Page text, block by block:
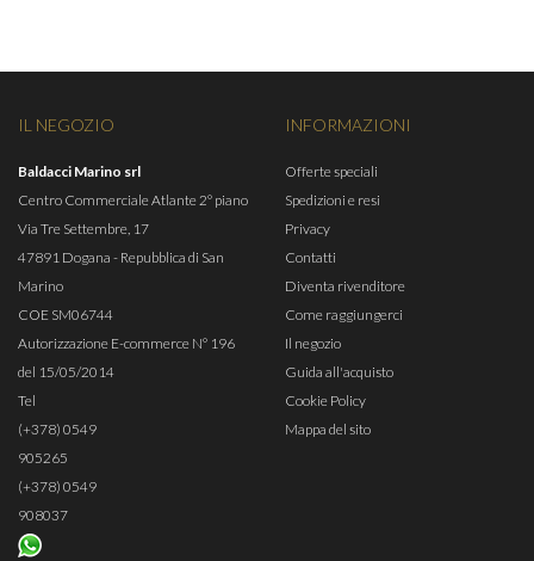
IL NEGOZIO
Baldacci Marino srl
Centro Commerciale Atlante 2° piano
Via Tre Settembre, 17
47891 Dogana - Repubblica di San
Marino
COE SM06744
Autorizzazione E-commerce N° 196
del 15/05/2014
Tel
(+378) 0549
905265
(+378) 0549
908037
INFORMAZIONI
Offerte speciali
Spedizioni e resi
Privacy
Contatti
Diventa rivenditore
Come raggiungerci
Il negozio
Guida all'acquisto
Cookie Policy
Mappa del sito